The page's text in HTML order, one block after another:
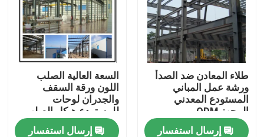
حولنا
جولة في المصنع
مراقبة الجودة
اتصل بنا
طلاء المعادن ضد الصدأ
ورشة عمل المباني
المستودع المعدني
المجهز ODM
إرسال استفسار
السعة العالية الصلب
اللون ورقة السقف
والجدران لوحات
للمستودع هيكل الصلب
إرسال استفسار